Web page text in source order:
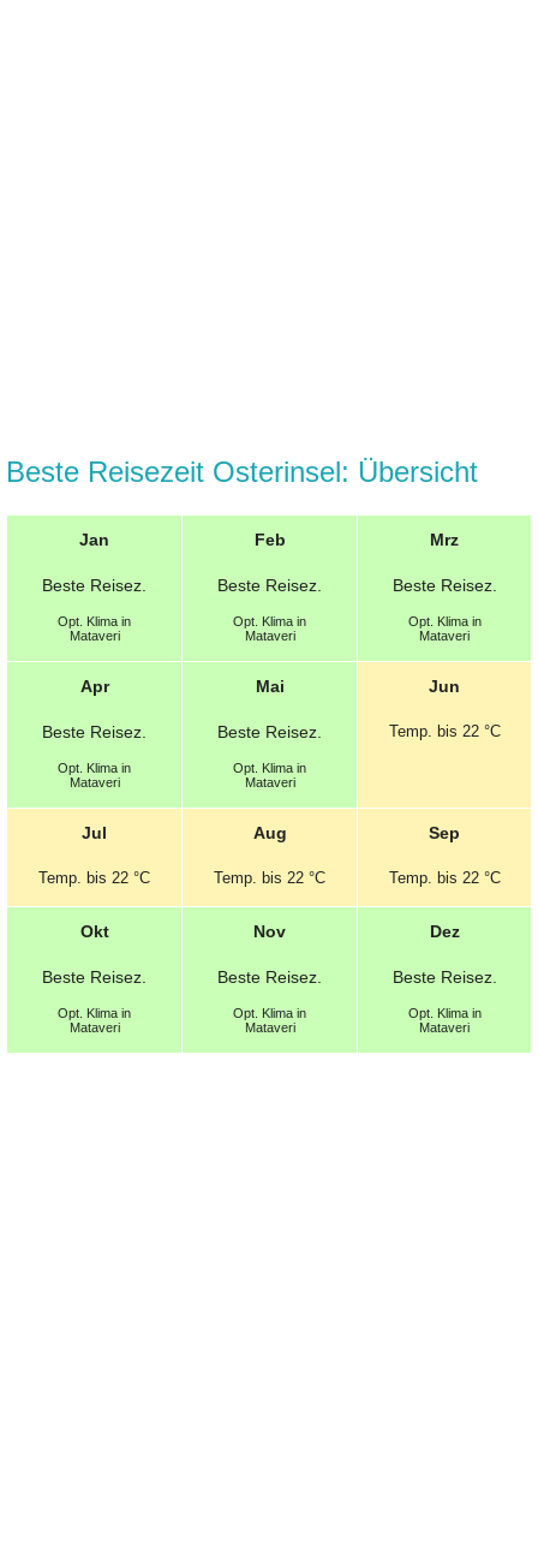
Beste Reisezeit Osterinsel: Übersicht
Jan
Beste Reisez.
Opt. Klima in
Mataveri
Feb
Beste Reisez.
Opt. Klima in
Mataveri
Mrz
Beste Reisez.
Opt. Klima in
Mataveri
Apr
Beste Reisez.
Opt. Klima in
Mataveri
Mai
Beste Reisez.
Opt. Klima in
Mataveri
Jun
Temp. bis 22 °C
Jul
Temp. bis 22 °C
Aug
Temp. bis 22 °C
Sep
Temp. bis 22 °C
Okt
Beste Reisez.
Opt. Klima in
Mataveri
Nov
Beste Reisez.
Opt. Klima in
Mataveri
Dez
Beste Reisez.
Opt. Klima in
Mataveri